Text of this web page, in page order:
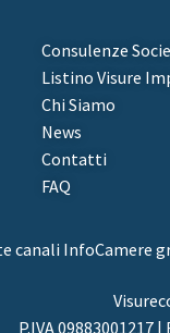
Consulenze
Listino Visure
Chi Siamo
News
Contatti
FAQ
InfoCamere
P.IVA 09883001217